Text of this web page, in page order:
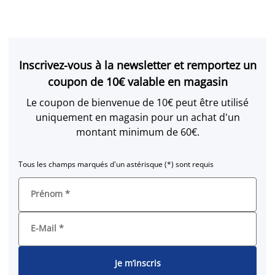
Inscrivez-vous à la newsletter et remportez un
coupon de 10€ valable en magasin
Le coupon de bienvenue de 10€ peut être utilisé
uniquement en magasin pour un achat d'un
montant minimum de 60€.
Tous les champs marqués d'un astérisque (*) sont requis
Prénom *
E-Mail *
Je m’inscris